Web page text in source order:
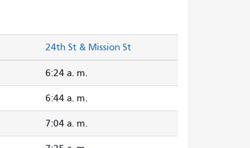
24th St & Mission St
6:24 a. m.
6:44 a. m.
7:04 a. m.